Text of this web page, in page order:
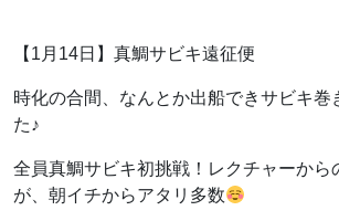
【1月14日】真鯛サビキ遠征便
時化の合間、なんとか出船できサビキ巻
た♪
全員真鯛サビキ初挑戦！レクチャーから
が、朝イチからアタリ多数